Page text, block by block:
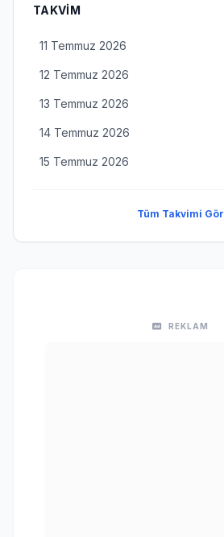
TAKVIM
11 Temmuz 2026
12 Temmuz 2026
13 Temmuz 2026
14 Temmuz 2026
15 Temmuz 2026
Tüm Takvimi Gör
REKLAM